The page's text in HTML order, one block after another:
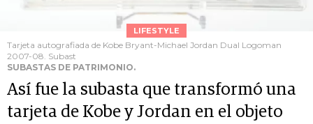
LIFESTYLE
Tarjeta autografiada de Kobe Bryant-Michael Jordan Dual Logoman
2007-08. Subast
SUBASTAS DE PATRIMONIO.
Así fue la subasta que transformó una
tarjeta de Kobe y Jordan en el objeto